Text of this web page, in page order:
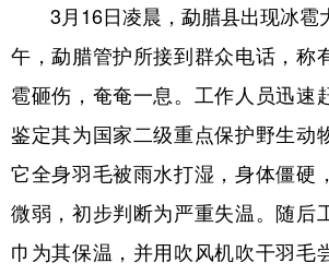
3月16日凌晨，勐腊县出现冰雹
午，勐腊管护所接到群众电话，称
雹砸伤，奄奄一息。工作人员迅速
鉴定其为国家二级重点保护野生动
它全身羽毛被雨水打湿，身体僵硬
微弱，初步判断为严重失温。随后
巾为其保温，并用吹风机吹干羽毛